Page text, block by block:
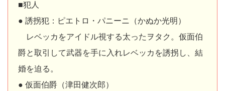
■犯人
● 誘拐犯：ピエトロ・パニーニ（かぬか光明）
レベッカをアイドル視する太ったヲタク。仮面伯
爵と取引して武器を手に入れレベッカを誘拐し、結
婚を迫る。
● 仮面伯爵（津田健次郎）